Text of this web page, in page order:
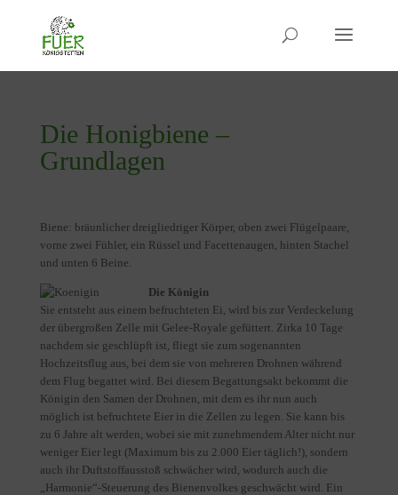
Die Honigbiene –
Grundlagen
Biene: bräunlicher dreigliedriger Körper, oben zwei Flügelpaare,
vorne zwei Fühler, ein Rüssel und Facettenaugen, hinten Stachel
und unten 6 Beine.
Die Königin
Sie entsteht aus einem befruchteten Ei, wird bis zur Verdeckelung
der übergroßen Zelle mit Gelee-Royale gefüttert. Zirka 10 Tage
nachdem sie geschlüpft ist, fliegt sie zum sogenannten
Hochzeitsflug aus, bei dem sie von mehreren Drohnen während
dem Flug begattet wird. Bei diesem Begattungsakt bekommt die
Königin den Samen der Drohnen, mit dem es ihr nun auch
möglich ist befruchtete Eier in die Zellen zu legen. Sie kann bis
zu 6 Jahre alt werden, wobei sie mit zunehmendem Alter nicht nur
weniger Eier legt (Maximum bis zu 2.000 Eier täglich!), sondern
auch ihr Duftstoffausstoß schwächer wird, wodurch auch die
„Harmonie“-Steuerung des Bienenvolkes geschwächt wird. Ein